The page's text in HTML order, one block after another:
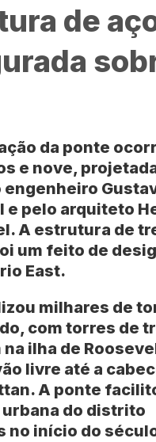
de
da ponte
e nove,
engenheiro
e pelo arquiteto
. A estrutura de
um feito de
East.
milhares de
com torres de
ilha de
livre até a
. A ponte
do distrito
no início do